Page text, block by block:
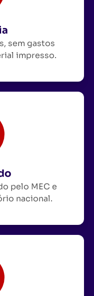
sem gastos
impresso.
pelo MEC e
nacional.